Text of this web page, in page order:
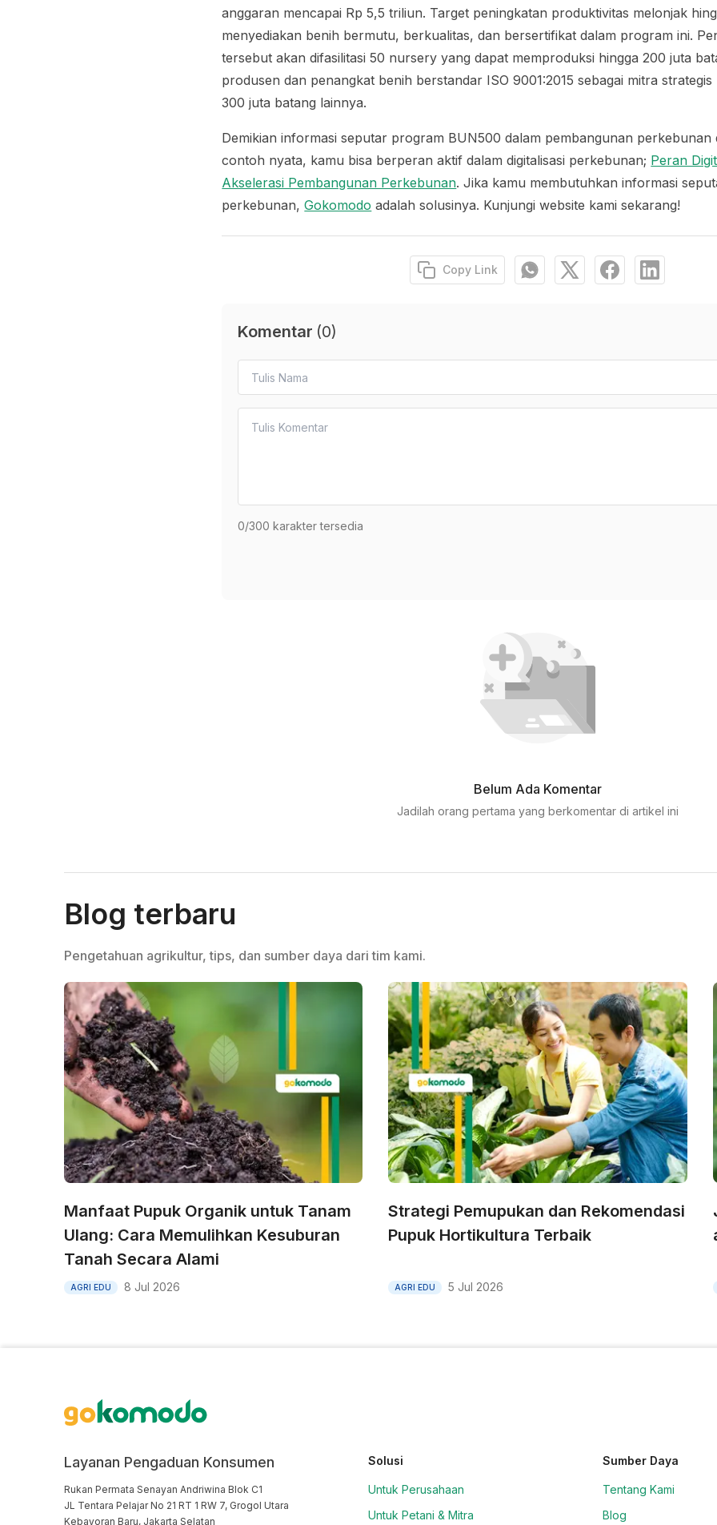
anggaran mencapai Rp 5,5 triliun. Target peningkatan produktivitas melonjak
menyediakan benih bermutu, berkualitas, dan bersertifikat dalam program ini.
tersebut akan difasilitasi 50 nurseryyang dapat memproduksi hingga 200 juta
produsen dan penangkat benih berstandar ISO 9001:2015 sebagai mitra
300 juta batang lainnya.
Demikian informasi seputar program BUN500 dalam pembangunan perkebunan
contoh nyata, kamu bisa berperan aktif dalam digitalisasi perkebunan; Peran
Akselerasi Pembangunan Perkebunan. Jika kamu membutuhkan informasi
perkebunan,Gokomodo adalah solusinya. Kunjungi website kami sekarang!
Copy Link
Komentar (0)
0/300 karakter tersedia
Belum Ada Komentar
Jadilah orang pertama yang berkomentar di artikel ini
Blog terbaru
Pengetahuan agrikultur, tips, dan sumber daya dari tim kami.
Manfaat Pupuk Organik untuk Tanam
Ulang: Cara Memulihkan Kesuburan
Tanah Secara Alami
AGRI EDU 8 Jul 2026
Strategi Pemupukan dan Rekomendasi
Pupuk Hortikultura Terbaik
AGRI EDU 5 Jul 2026
Layanan Pengaduan Konsumen
Rukan Permata Senayan Andriwina Blok C1
JL Tentara Pelajar No 21 RT 1 RW 7, Grogol Utara
Kebayoran Baru, Jakarta Selatan
Solusi
Untuk Perusahaan
Untuk Petani & Mitra
Sumber Daya
Tentang Kami
Blog